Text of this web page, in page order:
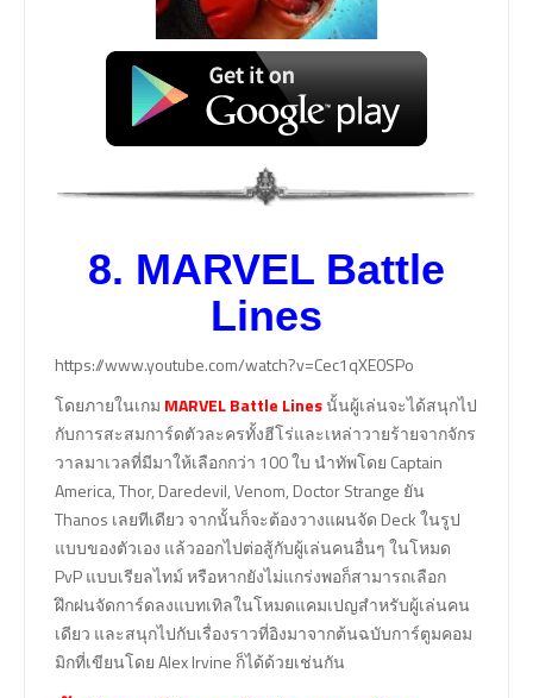
8. MARVEL Battle
Lines
https://www.youtube.com/watch?v=Cec1qXE0SPo
โดยภายในเกม MARVEL Battle Linesนั้นผู้เล่นจะได้สนุกไป
กับการสะสมการ์ดตัวละครทั้งฮีโร่และเหล่าวายร้ายจากจักร
วาลมาเวลที่มีมาให้เลือกกว่า 100 ใบ นำทัพโดย Captain
America, Thor, Daredevil, Venom, Doctor Strange ยัน
Thanos เลยทีเดียว จากนั้นก็จะต้องวางแผนจัด Deck ในรูป
แบบของตัวเอง แล้วออกไปต่อสู้กับผู้เล่นคนอื่นๆ ในโหมด
PvP แบบเรียลไทม์ หรือหากยังไม่แกร่งพอก็สามารถเลือก
ฝึกฝนจัดการ์ดลงแบทเทิลในโหมดแคมเปญสำหรับผู้เล่นคน
เดียว และสนุกไปกับเรื่องราวที่อิงมาจากต้นฉบับการ์ตูมคอม
มิกที่เขียนโดย Alex Irvine ก็ได้ด้วยเช่นกัน